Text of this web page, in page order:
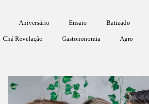
Aniversário Ensaio Batizado
Chá Revelação Gastononomia Agro